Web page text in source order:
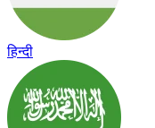
हिन्दी